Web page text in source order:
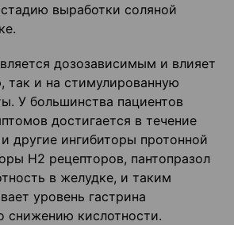
выработки соляной
дозозависимым и влияет
так и на стимулированную
У большинства пациентов
достигается в течение
другие ингибиторы протонной
Н2 рецепторов, пантопразол
в желудке, и таким
уровень гастрина
снижению кислотности.